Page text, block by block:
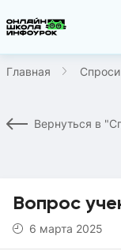
Главная
Вернуться в
Вопрос
6 марта 2025